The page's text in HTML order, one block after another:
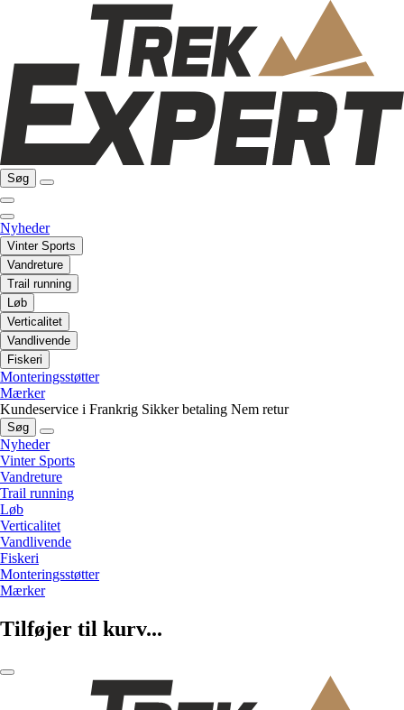
Søg
Nyheder
Vinter Sports
Vandreture
Trail running
Løb
Verticalitet
Vandlivende
Fiskeri
Monteringsstøtter
Mærker
Kundeservice i Frankrig Sikker betaling Nem retur
Søg
Nyheder
Vinter Sports
Vandreture
Trail running
Løb
Verticalitet
Vandlivende
Fiskeri
Monteringsstøtter
Mærker
Tilføjer til kurv...